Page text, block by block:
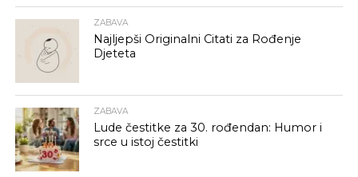
ZABAVA
Najljepši Originalni Citati za Rođenje
Djeteta
ZABAVA
Lude čestitke za 30. rođendan: Humor i
srce u istoj čestitki